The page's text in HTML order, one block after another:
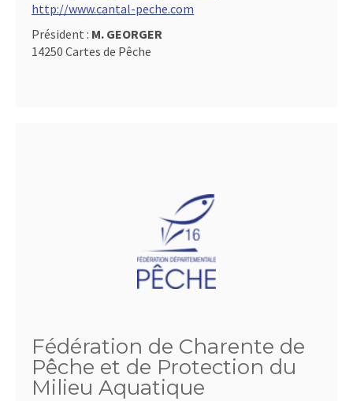
http://www.cantal-peche.com
Président : M. GEORGER
14250 Cartes de Pêche
Fédération de Charente de
Pêche et de Protection du
Milieu Aquatique